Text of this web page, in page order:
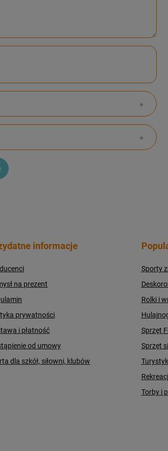
informacje
na prezent
prywatności
i płatność
od umowy
dla szkół, siłowni, klubów
Sporty
Rolki i
Sprzęt
Sprzęt
Torby i